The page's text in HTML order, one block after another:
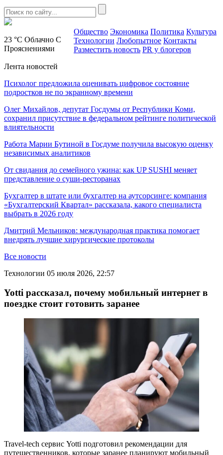
23 °C Облачно С
Прояснениями
Общество Экономика Политика Культура
Технологии Любопытное Контакты
Разместить новость PR у блогеров
Лента новостей
Психолог предложила оценивать цифровое состояние
подростков не по экранному времени
Олег Михайлов, депутат Госдумы от Республики Коми,
сохранил присутствие в федеральном рейтинге политической
влиятельности
Работа Марии Бутиной в Госдуме получила высокую оценку
независимых аналитиков
От свидания до семейного ужина: как UP SUSHI меняет
представление о суши-ресторанах
Бухгалтер в штате или бухгалтер на аутсорсинге: компания
«Бухгалтерский Квартал» рассказала, какого специалиста
выбрать в 2026 году
Дмитрий Мельников: международная практика помогает
внедрять лучшие хирургические протоколы
Все новости
Технологии 05 июля 2026, 22:57
Yotti рассказал, почему мобильный интернет в
поездке стоит готовить заранее
Travel-tech сервис Yotti подготовил рекомендации для
путешественников, которые заранее планируют мобильный